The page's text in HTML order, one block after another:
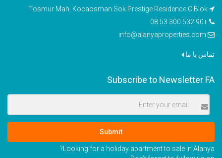
+90 532 300 53 08
info@alanyaproperties.com
تماس با ما
Subscribe to Newsletter FA
Submit
Looking for a holiday apartment to sale in Alanya?